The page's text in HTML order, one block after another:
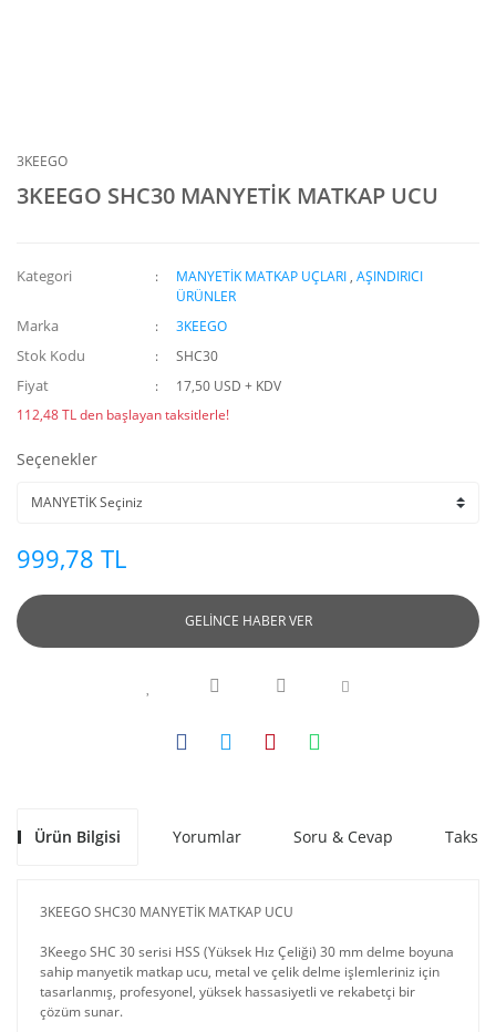
3KEEGO
3KEEGO SHC30 MANYETİK MATKAP UCU
Kategori MANYETİK MATKAP UÇLARI ,AŞINDIRICI
ÜRÜNLER
Marka 3KEEGO
Stok Kodu SHC30
Fiyat
17,50 USD + KDV
112,48 TL den başlayan taksitlerle!
Seçenekler
999,78 TL
GELİNCE HABER VER
Ürün Bilgisi Yorumlar Soru & Cevap Taksit
3KEEGO SHC30 MANYETİK MATKAP UCU
3Keego SHC 30 serisi HSS (Yüksek Hız Çeliği) 30 mm delme boyuna
sahip manyetik matkap ucu, metal ve çelik delme işlemleriniz için
tasarlanmış, profesyonel, yüksek hassasiyetli ve rekabetçi bir
çözüm sunar.